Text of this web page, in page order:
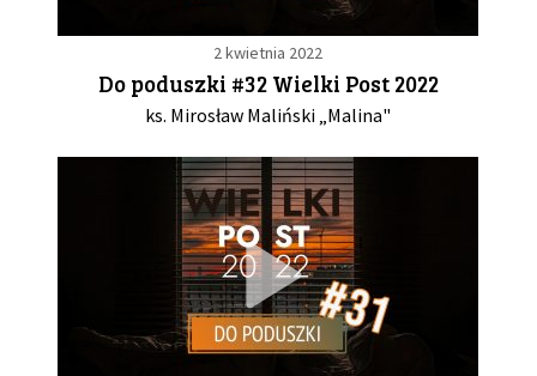
2 kwietnia 2022
Do poduszki #32 Wielki Post 2022
ks. Mirosław Maliński „Malina"